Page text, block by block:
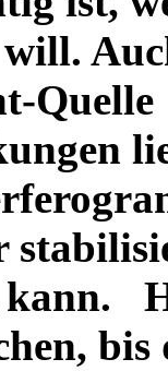
Quelle
kann.